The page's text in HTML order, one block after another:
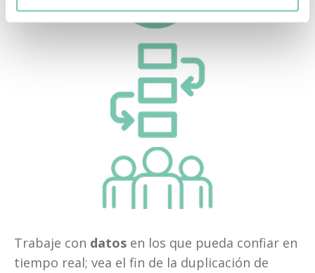
Trabaje con datos en los que pueda confiar en
tiempo real; vea el fin de la duplicación de